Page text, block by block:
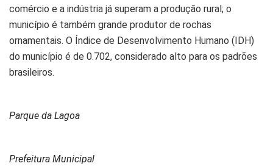
comércio e a indústria já superam a produção rural; o
município é também grande produtor de rochas
ornamentais. O Índice de Desenvolvimento Humano (IDH)
do município é de 0.702, considerado alto para os padrões
brasileiros.
Parque da Lagoa
Prefeitura Municipal